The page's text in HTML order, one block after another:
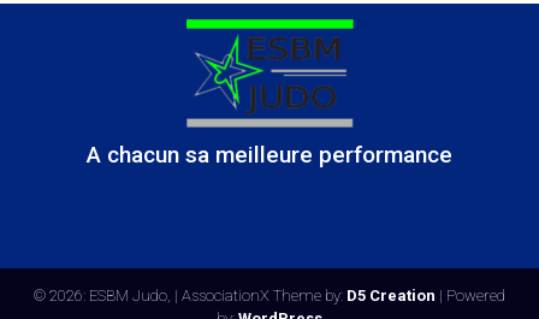
A chacun sa meilleure performance
© 2026: ESBM Judo, | AssociationX Theme by: D5 Creation | Powered